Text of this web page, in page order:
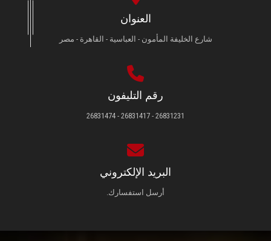
العنوان
شارع الخليفة المأمون - العباسية - القاهرة - مصر
رقم التليفون
26831231 - 26831417 - 26831474
البريد الإلكتروني
أرسل استفسارك.